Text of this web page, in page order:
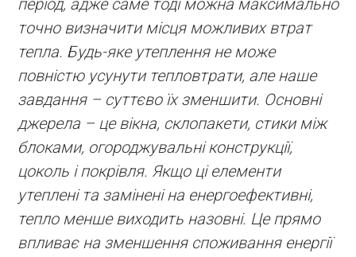
точно визначити місця можливих втрат
тепла. Будь-яке утеплення не може
повністю усунути тепловтрати, але наше
завдання – суттєво їх зменшити. Основні
джерела – це вікна, склопакети, стики між
блоками, огороджувальні конструкції,
цоколь і покрівля. Якщо ці елементи
утеплені та замінені на енергоефективні,
тепло менше виходить назовні. Це прямо
впливає на зменшення споживання енергії